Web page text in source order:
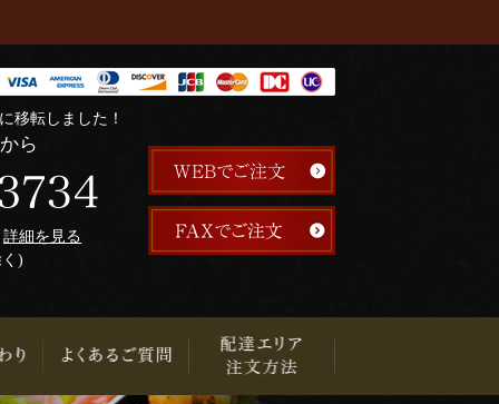
移転しました！
ら
詳細を見る
)